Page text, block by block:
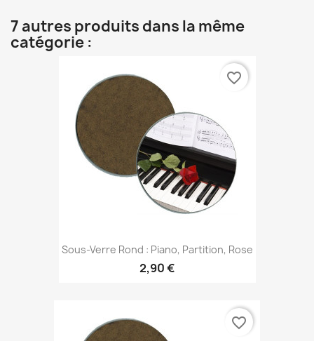
7 autres produits dans la même
catégorie :
Sous-Verre Rond : Piano, Partition, Rose
2,90 €
favorite_border
favorite_border